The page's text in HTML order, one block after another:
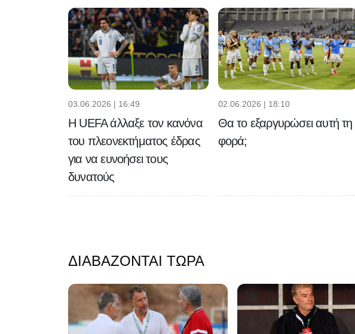
03.06.2026 | 16:49
H UEFA άλλαξε τον κανόνα
του πλεονεκτήματος έδρας
για να ευνοήσει τους
δυνατούς
02.06.2026 | 18:10
Θα το εξαργυρώσει αυτή τη
φορά;
ΔΙΑΒΆΖΟΝΤΑΙ ΤΏΡΑ